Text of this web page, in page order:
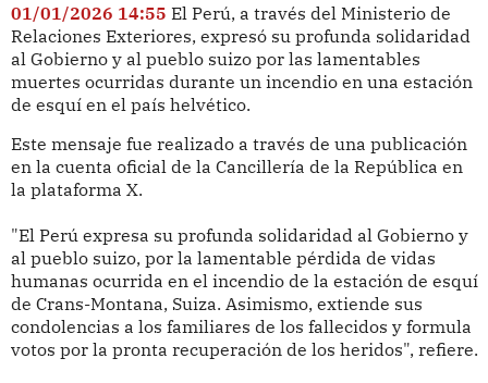
01/01/2026 14:55 El Perú, a través del Ministerio de
Relaciones Exteriores, expresó su profunda solidaridad
al Gobierno y al pueblo suizo por las lamentables
muertes ocurridas durante un incendio en una estación
de esquí en el país helvético.
Este mensaje fue realizado a través de una publicación
en la cuenta oficial de la Cancillería de la República en
la plataforma X.
"El Perú expresa su profunda solidaridad al Gobierno y
al pueblo suizo, por la lamentable pérdida de vidas
humanas ocurrida en el incendio de la estación de esquí
de Crans-Montana, Suiza. Asimismo, extiende sus
condolencias a los familiares de los fallecidos y formula
votos por la pronta recuperación de los heridos", refiere.